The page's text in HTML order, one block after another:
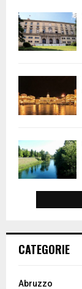
CATEGORIE
Abruzzo